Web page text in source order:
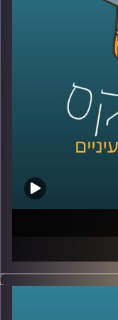
שקרנים.
המופלאה
המוחשי
עמותת לא